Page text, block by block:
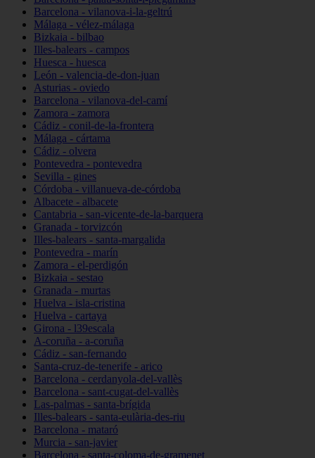
Barcelona - vilanova-i-la-geltrú
Málaga - vélez-málaga
Bizkaia - bilbao
Illes-balears - campos
Huesca - huesca
León - valencia-de-don-juan
Asturias - oviedo
Barcelona - vilanova-del-camí
Zamora - zamora
Cádiz - conil-de-la-frontera
Málaga - cártama
Cádiz - olvera
Pontevedra - pontevedra
Sevilla - gines
Córdoba - villanueva-de-córdoba
Albacete - albacete
Cantabria - san-vicente-de-la-barquera
Granada - torvizcón
Illes-balears - santa-margalida
Pontevedra - marín
Zamora - el-perdigón
Bizkaia - sestao
Granada - murtas
Huelva - isla-cristina
Huelva - cartaya
Girona - l39escala
A-coruña - a-coruña
Cádiz - san-fernando
Santa-cruz-de-tenerife - arico
Barcelona - cerdanyola-del-vallès
Barcelona - sant-cugat-del-vallès
Las-palmas - santa-brígida
Illes-balears - santa-eulària-des-riu
Barcelona - mataró
Murcia - san-javier
Barcelona - santa-coloma-de-gramenet